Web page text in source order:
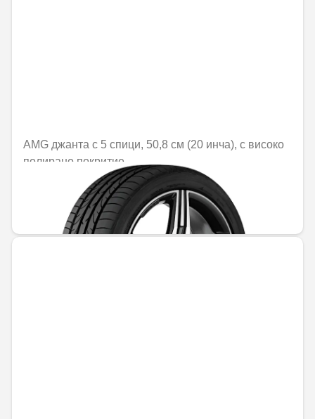
AMG джанта с 5 спици, 50,8 см (20 инча), с високо
полирано покритие
Не е налично онлайн
1470,25 € / 2875,56 лв.